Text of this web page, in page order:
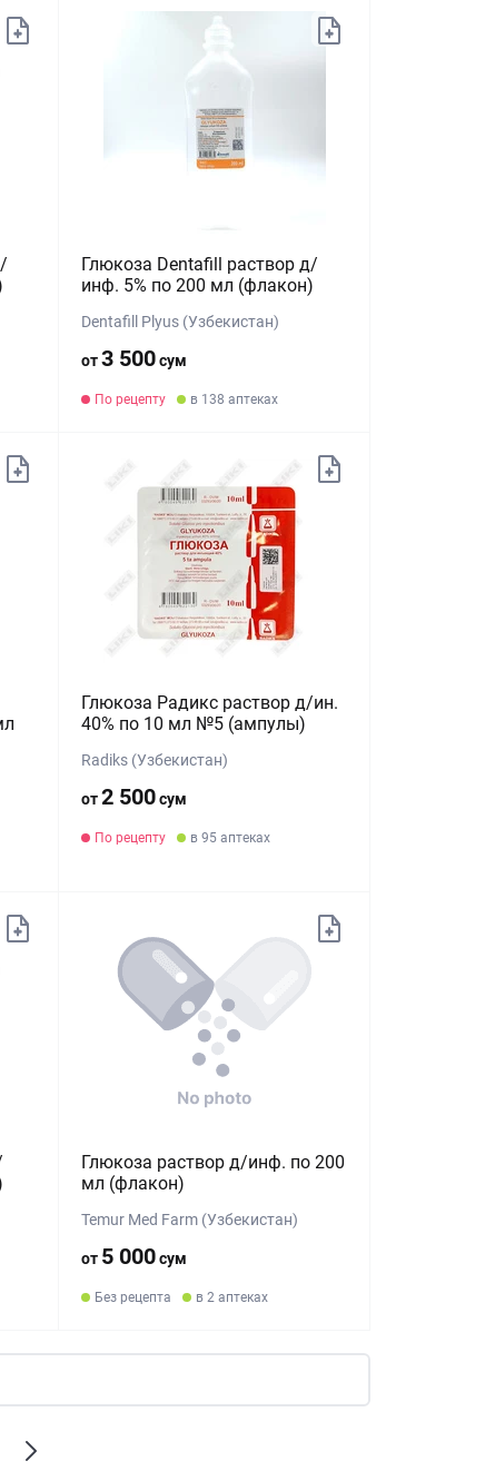
Глюкоза Dentafill раствор д/
инф. 5% по 200 мл (флакон)
Dentafill Plyus (Узбекистан)
от3 500сум
По рецепту в 138 аптеках
Глюкоза Радикс раствор д/ин.
40% по 10 мл №5 (ампулы)
Radiks (Узбекистан)
от2 500сум
По рецепту в 95 аптеках
Глюкоза раствор д/инф. по 200
мл (флакон)
Temur Med Farm (Узбекистан)
от 5 000сум
Без рецепта в 2 аптеках